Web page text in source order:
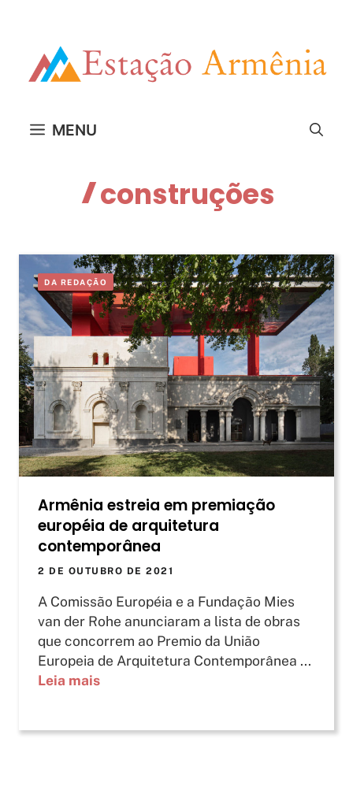
MENU
construções
DA REDAÇÃO
Armênia estreia em premiação
européia de arquitetura
contemporânea
2 DE OUTUBRO DE 2021
A Comissão Européia e a Fundação Mies
van der Rohe anunciaram a lista de obras
que concorrem ao Premio da União
Europeia de Arquitetura Contemporânea ...
Leia mais